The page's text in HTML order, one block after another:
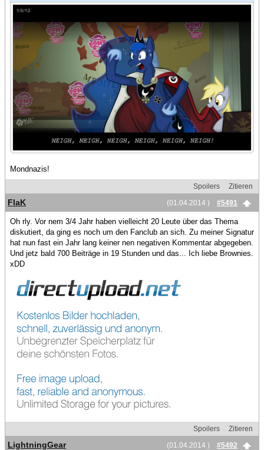
Mondnazis!
Spoilers
Zitieren
(01.04.2014 )
#5491
FlaK
Oh rly. Vor nem 3/4 Jahr haben vielleicht 20 Leute über das Thema
diskutiert, da ging es noch um den Fanclub an sich. Zu meiner Signatur
hat nun fast ein Jahr lang keiner nen negativen Kommentar abgegeben.
Und jetz bald 700 Beiträge in 19 Stunden und das... Ich liebe Brownies.
xDD
Spoilers
Zitieren
(01.04.2014 )
#5492
LightningGear